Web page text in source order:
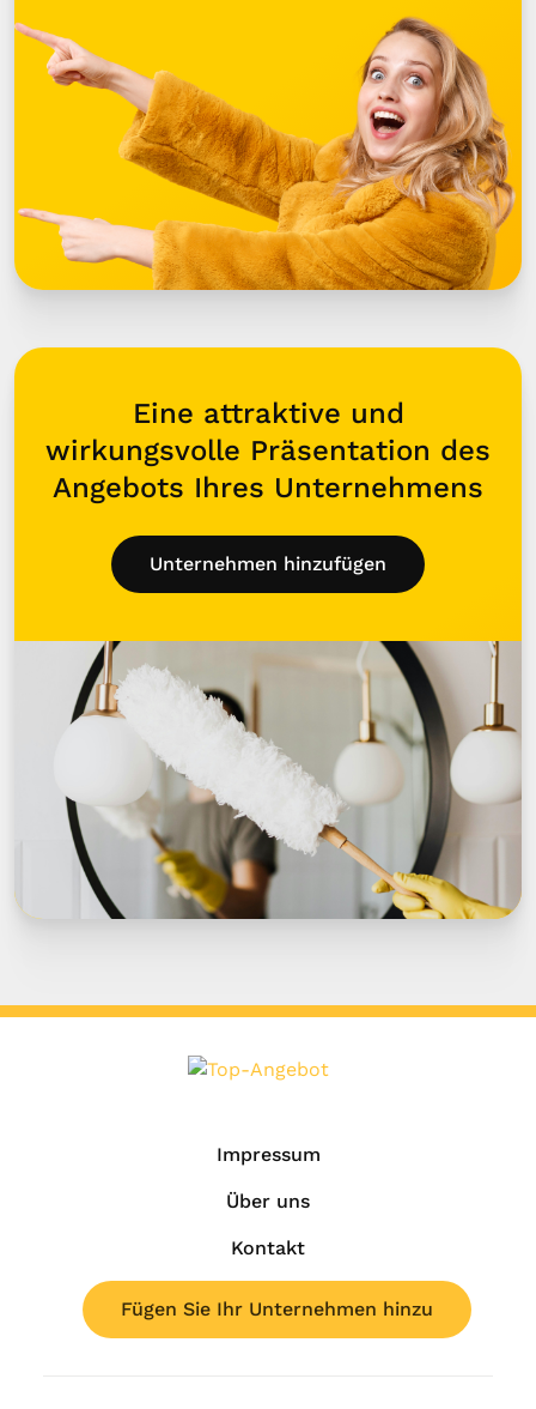
Eine attraktive und
wirkungsvolle Präsentation des
Angebots Ihres Unternehmens
Unternehmen hinzufügen
Impressum
Über uns
Kontakt
Fügen Sie Ihr Unternehmen hinzu